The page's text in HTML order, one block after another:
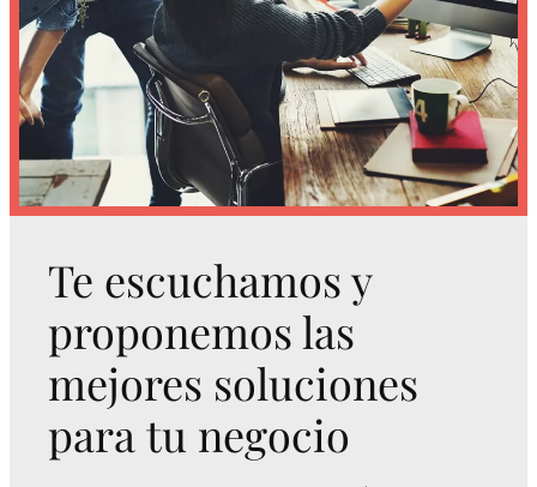
Te escuchamos y
proponemos las
mejores soluciones
para tu negocio